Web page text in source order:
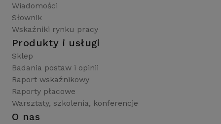
Wiadomości
Słownik
Wskaźniki rynku pracy
Produkty i usługi
Sklep
Badania postaw i opinii
Raport wskaźnikowy
Raporty płacowe
Warsztaty, szkolenia, konferencje
O nas